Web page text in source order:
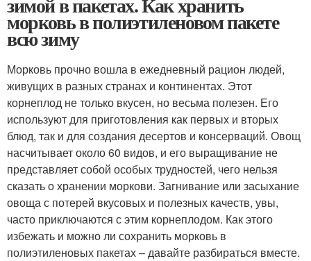
морковь в полиэтиленовом пакете
всю зиму
Морковь прочно вошла в ежедневный рацион людей,
живущих в разных странах и континентах. Этот
корнеплод не только вкусен, но весьма полезен. Его
используют для приготовления как первых и вторых
блюд, так и для создания десертов и консерваций. Овощ
насчитывает около 60 видов, и его выращивание не
представляет собой особых трудностей, чего нельзя
сказать о хранении моркови. Загнивание или засыхание
овоща с потерей вкусовых и полезных качеств, увы,
часто приключаются с этим корнеплодом. Как этого
избежать и можно ли сохранить морковь в
полиэтиленовых пакетах – давайте разбираться вместе.